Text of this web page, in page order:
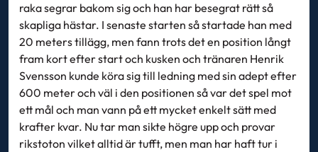
raka segrar bakom sig och han har besegrat rätt så
skapliga hästar. I senaste starten så startade han med
20 meters tillägg, men fann trots det en position långt
fram kort efter start och kusken och tränaren Henrik
Svensson kunde köra sig till ledning med sin adept efter
600 meter och väl i den positionen så var det spel mot
ett mål och man vann på ett mycket enkelt sätt med
krafter kvar. Nu tar man sikte högre upp och provar
rikstoton vilket alltid är tufft, men man har haft tur i